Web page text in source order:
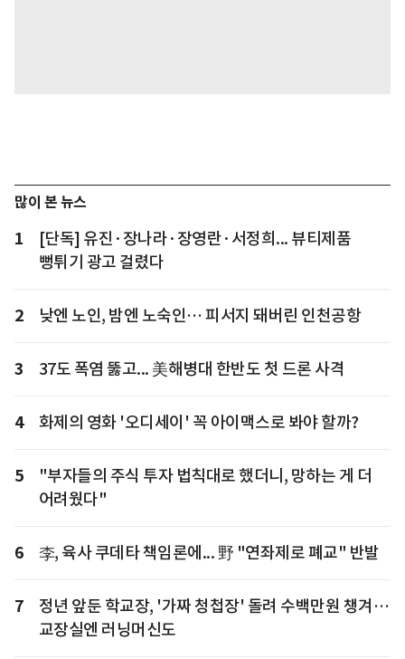
많이 본 뉴스
1
[단독] 유진·장나라·장영란·서정희... 뷰티제품
뻥튀기 광고 걸렸다
2 낮엔 노인, 밤엔 노숙인… 피서지 돼버린 인천공항
3 37도 폭염 뚫고... 美해병대 한반도 첫 드론 사격
4 화제의 영화 '오디세이' 꼭 아이맥스로 봐야 할까?
5
"부자들의 주식 투자 법칙대로 했더니, 망하는 게 더
어려웠다"
6 李, 육사 쿠데타 책임론에... 野 "연좌제로 폐교" 반발
7
정년 앞둔 학교장, '가짜 청첩장' 돌려 수백만원 챙겨…
교장실엔 러닝머신도